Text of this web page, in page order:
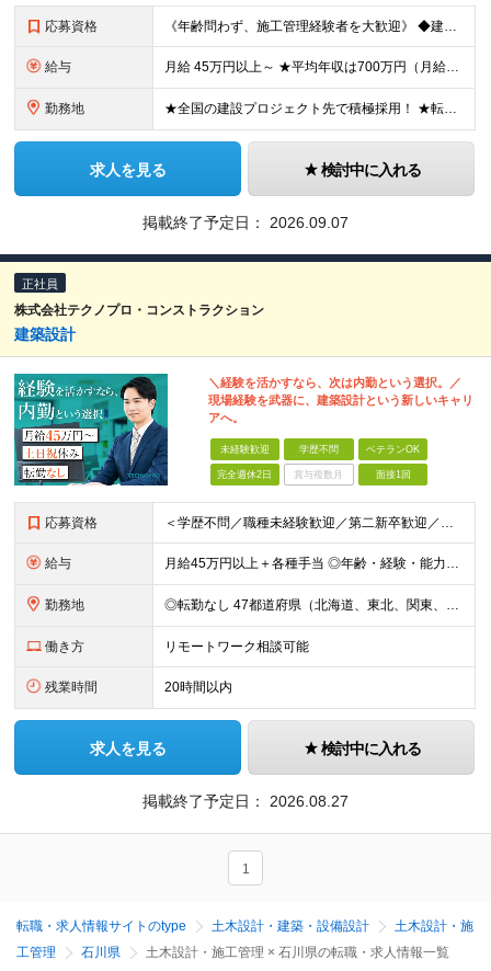
応募資格 《年齢問わず、施工管理経験者を大歓迎》 ◆建設業界で技術系の実務経験があればOK ★経験に応じて、月給50万円以上、平均年収700万円以上も可能です 《応募条件》 ◆建設業界で技術系職種（施工管理や
給与 月給 45万円以上～ ★平均年収は700万円（月給50万円） ◎残業手当は、全額別途支給します。 ◎年齢・経験・能力などを考慮の上、決定します。 ◎試用期間3ヶ月あり。その間の待遇に変動はありません
勤務地 ★全国の建設プロジェクト先で積極採用！ ★転居を伴う転勤なし ★配属先は希望を最大限考慮します ★I・Uターン支援・寮あり ★案件によりマイカー通勤OK ＝拠点一覧＝ ◆本社／東京都港区東新橋2丁目
求人を見る 検討中に入れる
掲載終了予定日： 2026.09.07
正社員
株式会社テクノプロ・コンストラクション
建築設計
＼経験を活かすなら、次は内勤という選択。／
現場経験を武器に、建築設計という新しいキャリ
アへ。
未経験歓迎 学歴不問 ベテランOK
完全週休2日 賞与複数月 面接1回
応募資格 ＜学歴不問／職種未経験歓迎／第二新卒歓迎／ブランクOK＞ ■建設業界での実務経験をお持ちの方 └年数・分野・職種はいっさい不問！ ◆設計職が初めての方も歓迎！ ◆施工管理など、現場経験を活かしてキ
給与 月給45万円以上＋各種手当 ◎年齢・経験・能力・適性を考慮して、支給額を決定します。 ◎残業代は1分単位で100％支給。頑張った分はきちんと収入に還元します！ ＼充実の各種手当／ ■交通費全額支給
勤務地 ◎転勤なし 47都道府県（北海道、東北、関東、北陸・甲信越、関西、東海、中国、四国、九州、沖縄）の各プロジェクト先 ◇本人の希望を伴わない転居はなく、転勤もありません。 ◇勤務地はご希望を最大限考
働き方 リモートワーク相談可能
残業時間 20時間以内
求人を見る 検討中に入れる
掲載終了予定日： 2026.08.27
1
転職・求人情報サイトのtype 土木設計・建築・設備設計
土木設計・施
工管理
石川県 土木設計・施工管理 × 石川県の転職・求人情報一覧